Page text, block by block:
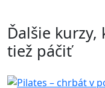
Ďalšie
tiež páčiť